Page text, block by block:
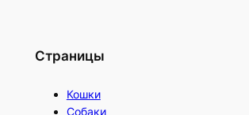
Страницы
Кошки
Собаки